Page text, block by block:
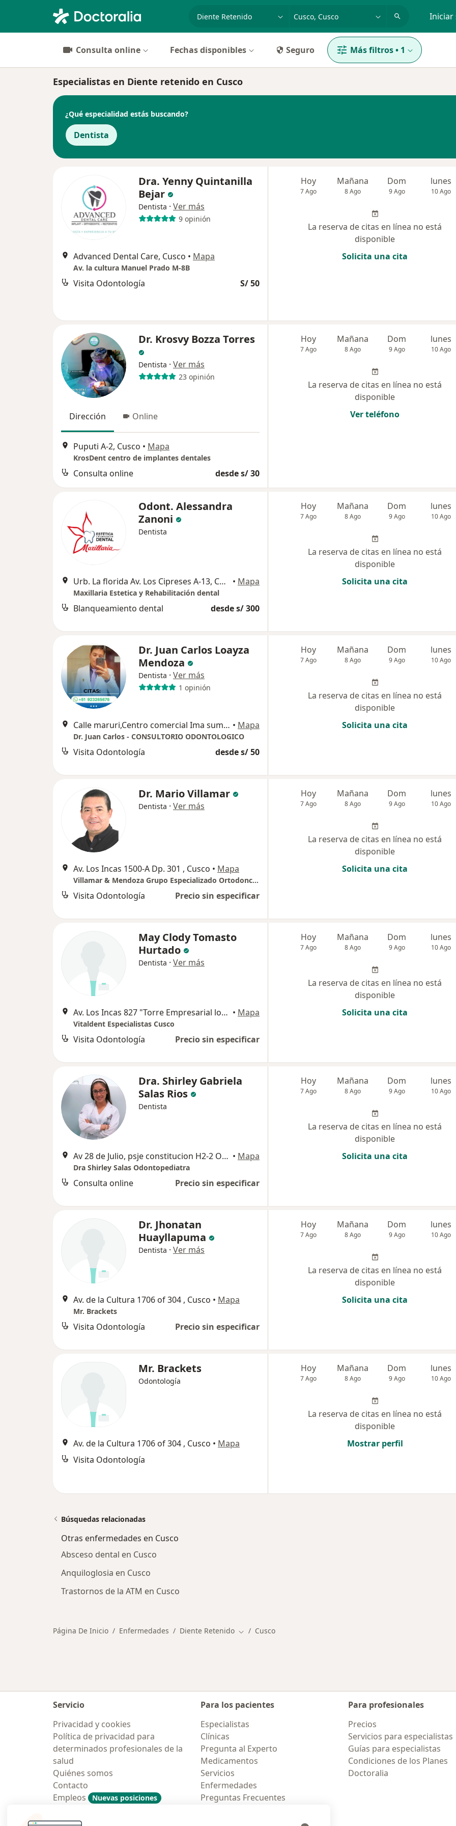
Iniciar
Consulta online Fechas disponibles Seguro Más filtros• 1
Especialistas en Diente retenido en Cusco
¿Qué especialidad estás buscando?
Dentista
Dra. Yenny Quintanilla
Bejar
Dentista · Ver más
9 opinión
Advanced Dental Care, Cusco • Mapa
Av. la cultura Manuel Prado M-8B
Visita Odontología S/ 50
Hoy
7 Ago
Mañana
8 Ago
Dom
9 Ago
lunes
10 Ago
La reserva de citas en línea no está
disponible
Solicita una cita
Dr. Krosvy Bozza Torres
Dentista · Ver más
23 opinión
Dirección Online
Puputi A-2, Cusco • Mapa
KrosDent centro de implantes dentales
Consulta online desde s/ 30
Hoy
7 Ago
Mañana
8 Ago
Dom
9 Ago
lunes
10 Ago
La reserva de citas en línea no está
disponible
Ver teléfono
Odont. Alessandra
Zanoni
Dentista
Urb. La florida Av. Los Cipreses A-13, Cusco • Mapa
Maxillaria Estetica y Rehabilitación dental
Blanqueamiento dental desde s/ 300
Hoy
7 Ago
Mañana
8 Ago
Dom
9 Ago
lunes
10 Ago
La reserva de citas en línea no está
disponible
Solicita una cita
Dr. Juan Carlos Loayza
Mendoza
Dentista · Ver más
1 opinión
Calle maruri,Centro comercial Ima sumac, Of. 218, Cusco, Cusco • Mapa
Dr. Juan Carlos - CONSULTORIO ODONTOLOGICO
Visita Odontología desde s/ 50
Hoy
7 Ago
Mañana
8 Ago
Dom
9 Ago
lunes
10 Ago
La reserva de citas en línea no está
disponible
Solicita una cita
Dr. Mario Villamar
Dentista · Ver más
Av. Los Incas 1500-A Dp. 301 , Cusco • Mapa
Villamar & Mendoza Grupo Especializado Ortodoncia y Odontopediatría
Visita Odontología Precio sin especificar
Hoy
7 Ago
Mañana
8 Ago
Dom
9 Ago
lunes
10 Ago
La reserva de citas en línea no está
disponible
Solicita una cita
May Clody Tomasto
Hurtado
Dentista · Ver más
Av. Los Incas 827 "Torre Empresarial los Incas" of. 203, Cusco • Mapa
Vitaldent Especialistas Cusco
Visita Odontología Precio sin especificar
Hoy
7 Ago
Mañana
8 Ago
Dom
9 Ago
lunes
10 Ago
La reserva de citas en línea no está
disponible
Solicita una cita
Dra. Shirley Gabriela
Salas Rios
Dentista
Av 28 de Julio, psje constitucion H2-2 Of 204, carril de bajada, Cusco • Mapa
Dra Shirley Salas Odontopediatra
Consulta online Precio sin especificar
Hoy
7 Ago
Mañana
8 Ago
Dom
9 Ago
lunes
10 Ago
La reserva de citas en línea no está
disponible
Solicita una cita
Dr. Jhonatan
Huayllapuma
Dentista · Ver más
Av. de la Cultura 1706 of 304 , Cusco • Mapa
Mr. Brackets
Visita Odontología Precio sin especificar
Hoy
7 Ago
Mañana
8 Ago
Dom
9 Ago
lunes
10 Ago
La reserva de citas en línea no está
disponible
Solicita una cita
Mr. Brackets
Odontología
Av. de la Cultura 1706 of 304 , Cusco • Mapa
Visita Odontología
Hoy
7 Ago
Mañana
8 Ago
Dom
9 Ago
lunes
10 Ago
La reserva de citas en línea no está
disponible
Mostrar perfil
Búsquedas relacionadas
Otras enfermedades en Cusco
Absceso dental en Cusco
Anquiloglosia en Cusco
Trastornos de la ATM en Cusco
Página De Inicio Enfermedades Diente Retenido Cambiar de ciudad
Cusco
Servicio
Privacidad y cookies
Política de privacidad para
determinados profesionales de la
salud
Quiénes somos
Contacto
Empleos
Nuevas posiciones
Contratación
Para los pacientes
Especialistas
Clínicas
Pregunta al Experto
Medicamentos
Servicios
Enfermedades
Preguntas Frecuentes
Para profesionales
Precios
Servicios para especialistas
Guías para especialistas
Condiciones de los Planes
Doctoralia